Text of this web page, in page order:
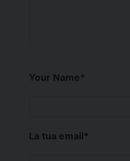
Your Name*
La tua email*